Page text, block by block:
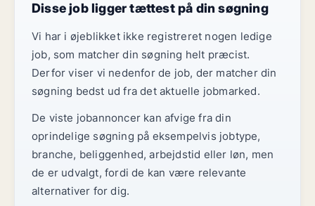
Disse job ligger tættest på din søgning
Vi har i øjeblikket ikke registreret nogen ledige
job, som matcher din søgning helt præcist.
Derfor viser vi nedenfor de job, der matcher din
søgning bedst ud fra det aktuelle jobmarked.
De viste jobannoncer kan afvige fra din
oprindelige søgning på eksempelvis jobtype,
branche, beliggenhed, arbejdstid eller løn, men
de er udvalgt, fordi de kan være relevante
alternativer for dig.